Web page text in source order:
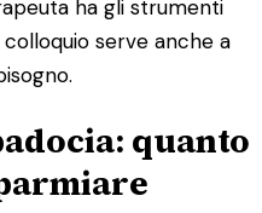
ha gli strumenti
serve anche a
quanto